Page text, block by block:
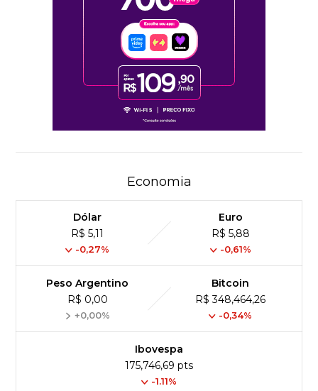
Economia
Dólar
R$ 5,11
-0,27%
Euro
R$ 5,88
-0,61%
Peso Argentino
R$ 0,00
+0,00%
Bitcoin
R$ 348,464,26
-0,34%
Ibovespa
175,746,69 pts
-1.11%